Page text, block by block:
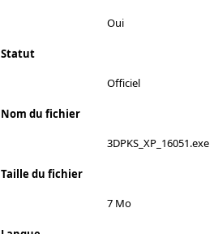
Oui
Statut
Officiel
Nom du fichier
3DPKS_XP_16051.exe
Taille du fichier
7 Mo